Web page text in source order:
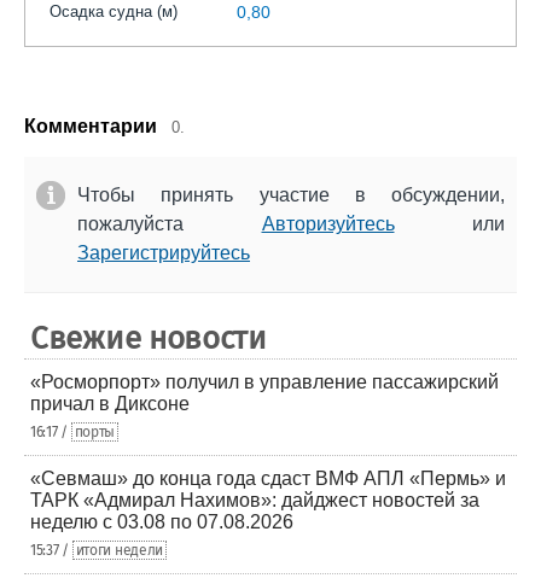
Осадка судна (м) 0,80
Комментарии 0.
Чтобы принять участие в обсуждении,
пожалуйста Авторизуйтесьили
Зарегистрируйтесь
Свежие новости
«Росморпорт» получил в управление пассажирский
причал в Диксоне
16:17 / порты
«Севмаш» до конца года сдаст ВМФ АПЛ «Пермь» и
ТАРК «Адмирал Нахимов»: дайджест новостей за
неделю с 03.08 по 07.08.2026
15:37 / итоги недели